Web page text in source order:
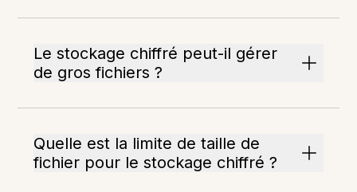
Le stockage chiffré peut-il gérer
de gros fichiers ?
Quelle est la limite de taille de
fichier pour le stockage chiffré ?